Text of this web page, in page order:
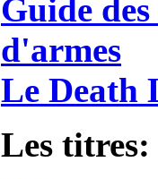
Guide
d'armes
Le Death
Les titres: